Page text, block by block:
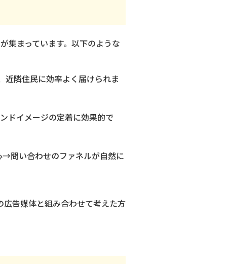
集まっています。以下のような
近隣住民に効率よく届けられま
ドイメージの定着に効果的で
問い合わせのファネルが自然に
告媒体と組み合わせて考えた方